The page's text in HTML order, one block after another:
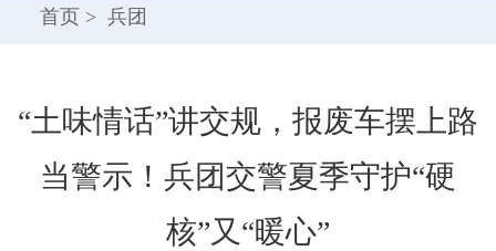
首页 > 兵团
“土味情话”讲交规，报废车摆上路
当警示！兵团交警夏季守护“硬
核”又“暖心”